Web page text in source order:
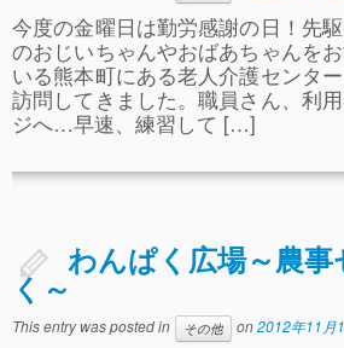
入会してから
園生活ブログ(2歳児クラス)
体験入園＆園見学
今度の金曜日は勤労感謝の日！先
のおじいちゃんやおばあちゃんを
いる熊本町にある老人介護センタ
訪問してきました。職員さん、利
ジへ…早速、練習して […]
わんぱく広場～農
く～
This entry was posted in その他 on2012年11月